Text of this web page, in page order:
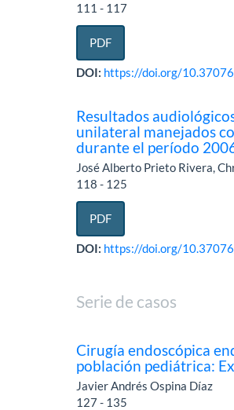
111 - 117
PDF
DOI: https://doi.org/
Resultados
unilateral manejados
durante el período
José Alberto Prieto Rivera,
118 - 125
PDF
DOI: https://doi.org/
Serie de casos
Cirugía endoscópica
población pediátrica:
Javier Andrés Ospina Díaz
127 - 135